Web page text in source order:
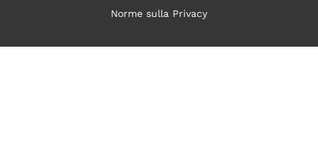
Norme sulla Privacy